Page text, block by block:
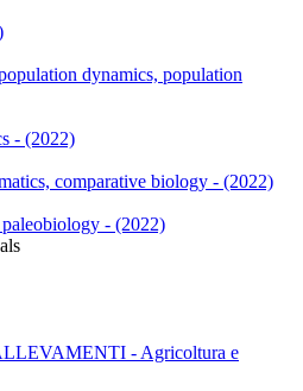
dynamics, population
- (2022)
comparative biology - (2022)
- (2022)
- Agricoltura e